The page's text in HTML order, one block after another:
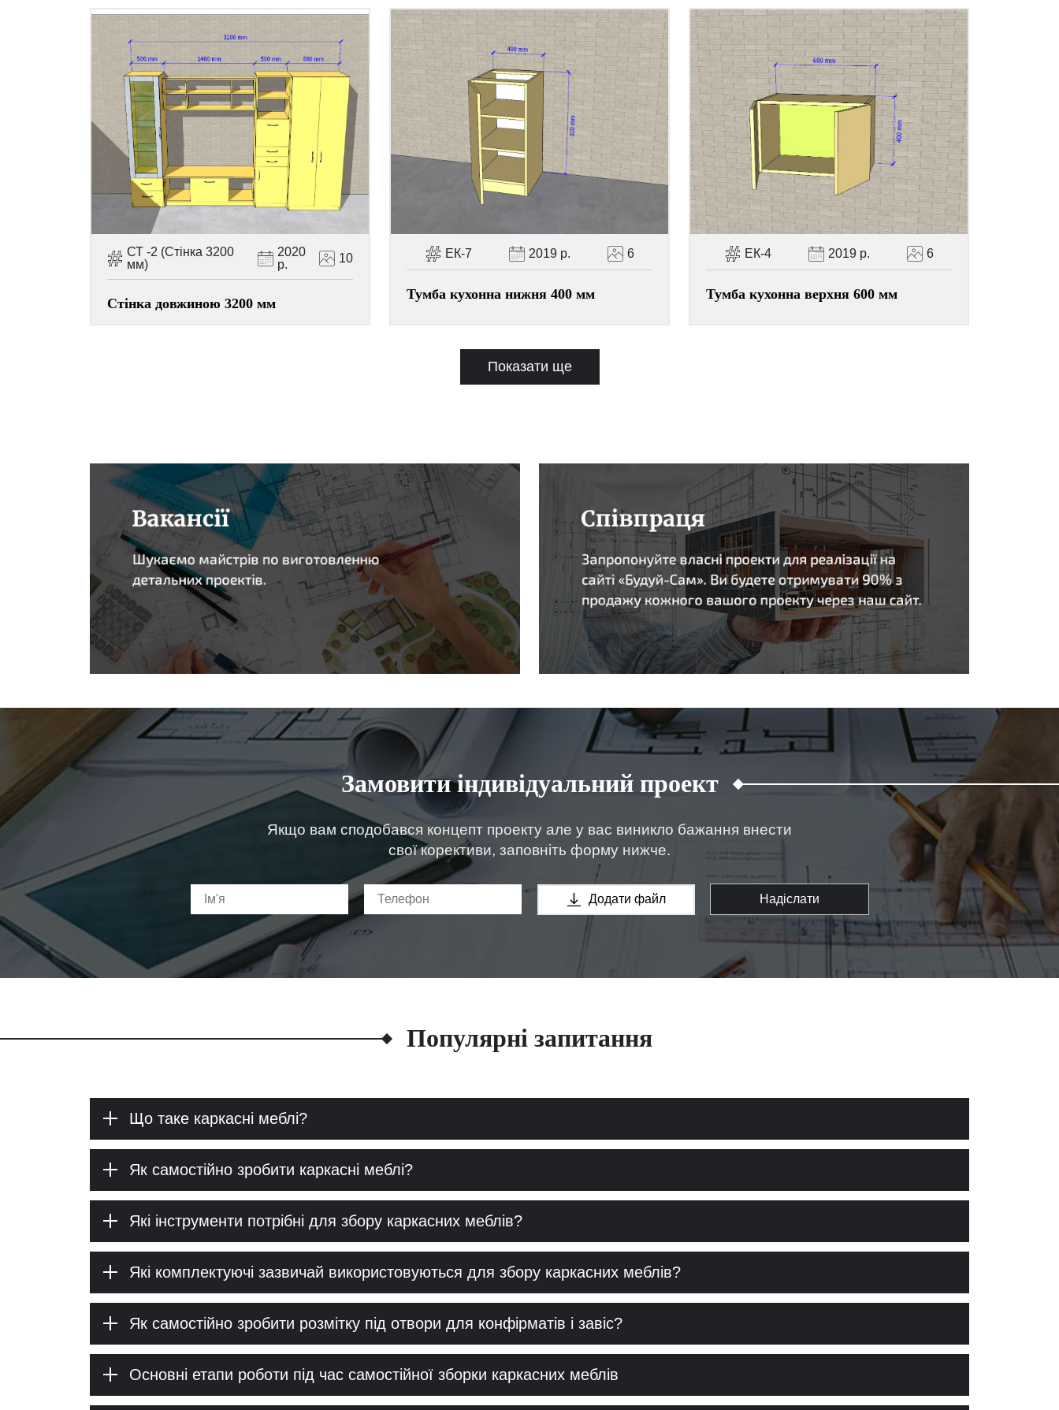
СТ -2 (Стінка 3200
мм)
2020
р.
10
Стінка довжиною 3200 мм
ЕК-7 2019 р. 6
Тумба кухонна нижня 400 мм
ЕК-4 2019 р. 6
Тумба кухонна верхня 600 мм
Показати ще
Замовити індивідуальний проект
Якщо вам сподобався концепт проекту але у вас виникло бажання внести
свої корективи, заповніть форму нижче.
Додати файл Надіслати
Популярні запитання
Що таке каркасні меблі?
Як самостійно зробити каркасні меблі?
Які інструменти потрібні для збору каркасних меблів?
Які комплектуючі зазвичай використовуються для збору каркасних меблів?
Як самостійно зробити розмітку під отвори для конфірматів і завіс?
Основні етапи роботи під час самостійної зборки каркасних меблів